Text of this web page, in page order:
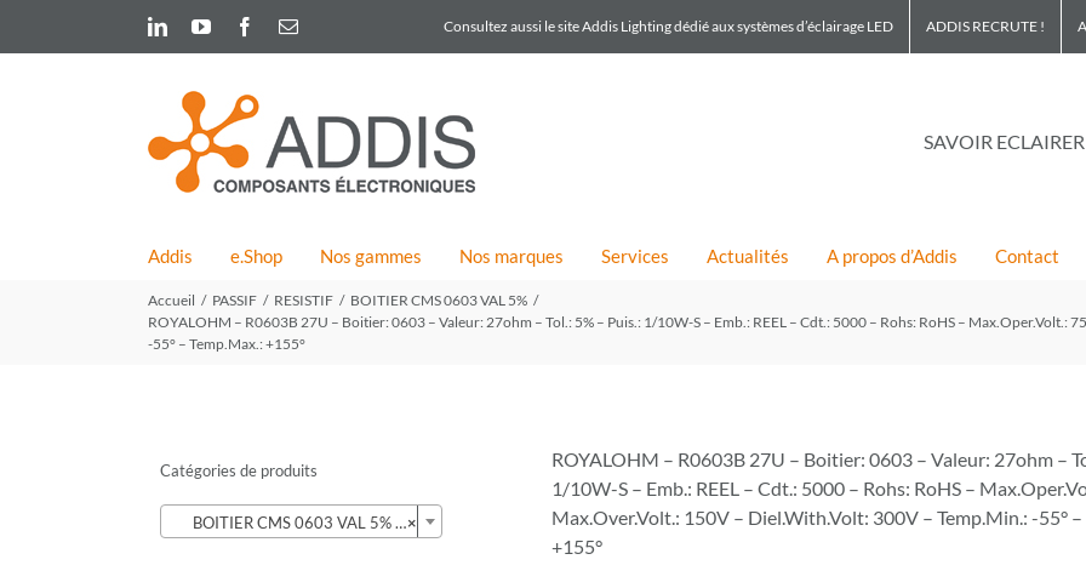
content
LinkedInYouTubeFacebook
Email Consultez aussi le site Addis Lighting dédié aux systèmes d’éclairage LED ADDIS RECRUTE !
SAVOIR
Addis e.Shop Nos gammes Nos marques Services Actualités A propos d’Addis Contact
Accueil PASSIF RESISTIF
BOITIER CMS 0603 VAL 5%
ROYALOHM – R0603B 27U – Boitier: 0603 – Valeur: 27ohm – Tol.: 5% – Puis.: 1/10W-S – Emb.: REEL – Cdt.: 5000 – Rohs: RoHS – Max.Oper.Volt.:
-55° – Temp.Max.: +155°
ROYALOHM – R0603B 27U – Boitier: 0603 – Valeur: 27ohm –
1/10W-S – Emb.: REEL – Cdt.: 5000 – Rohs: RoHS –
Max.Over.Volt.: 150V – Diel.With.Volt: 300V – Temp.Min.: -55° –
+155°
Catégories de produits
×
BOITIER CMS 0603 VAL 5% (121)